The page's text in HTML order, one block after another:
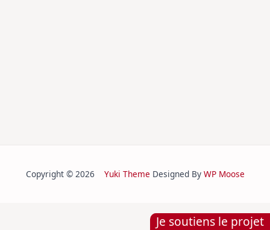
Je soutiens le projet
Copyright © 2026 Yuki Theme Designed By WP Moose